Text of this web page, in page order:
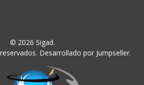
© 2026 Sigad.
Desarrollado por Jumpseller.